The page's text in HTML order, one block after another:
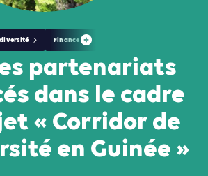
Finance
partenariats
dans le cadre
« Corridor de
en Guinée »